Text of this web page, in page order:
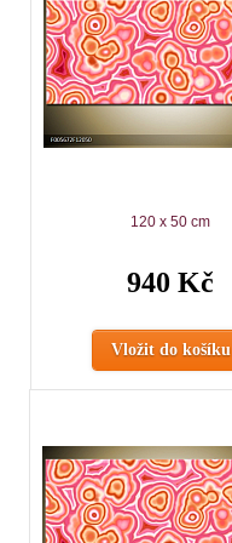
120 x 50 cm
940 Kč
Vložit do košíku